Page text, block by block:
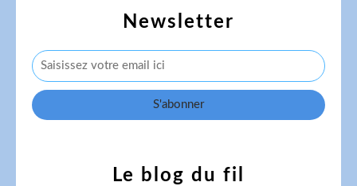
Newsletter
Le blog du fil